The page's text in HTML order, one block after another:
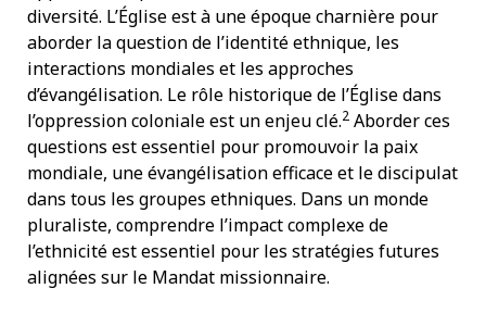
diversité. L’Église est à une époque charnière pour
aborder la question de l’identité ethnique, les
interactions mondiales et les approches
d’évangélisation. Le rôle historique de l’Église dans
l’oppression coloniale est un enjeu clé.2 Aborder ces
questions est essentiel pour promouvoir la paix
mondiale, une évangélisation efficace et le discipulat
dans tous les groupes ethniques. Dans un monde
pluraliste, comprendre l’impact complexe de
l’ethnicité est essentiel pour les stratégies futures
alignées sur le Mandat missionnaire.